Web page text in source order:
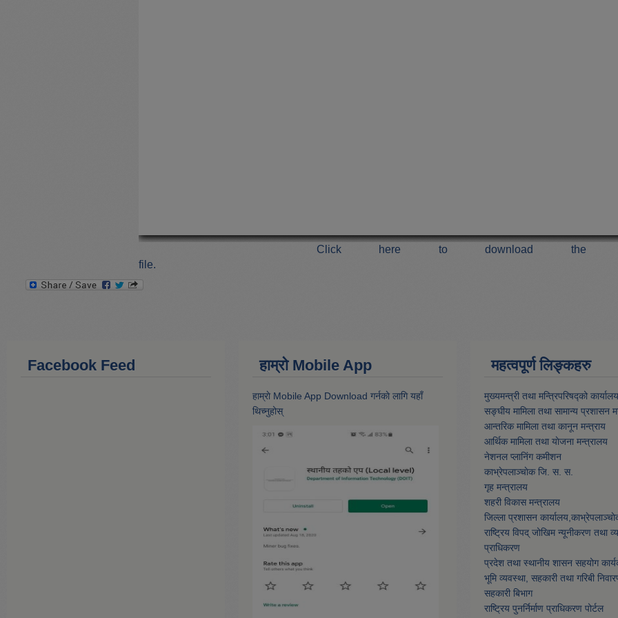
Click here to download the
file.
Facebook Feed हाम्राे Mobile App
हाम्राे Mobile App Download गर्नकाे लागि यहाँ
थिच्नुहोस्‌
महत्वपूर्ण लिङ्कहरु
मुख्यमन्त्री तथा मन्त्रिपरिषद्को
सङ्घीय मामिला तथा सामान्य प्रशासन
आन्तरिक मामिला तथा कानून मन्त्राय
आर्थिक मामिला तथा याेजना मन्त्रालय
नेशनल प्लानिंग कमीशन
काभ्रेपलाञ्चाेक जि. स. स.
गृह मन्त्रालय
शहरी विकास मन्त्रालय
जिल्ला प्रशासन
राष्ट्रिय विपद् जोखिम न्यूनीकरण तथा
प्राधिकरण
प्रदेश तथा स्थानीय शासन सहयोग
भूमि व्यवस्था, सहकारी तथा गरिबी
सहकारी बिभाग
राष्ट्रिय पुनर्निर्माण प्राधिकरण पोर्टल